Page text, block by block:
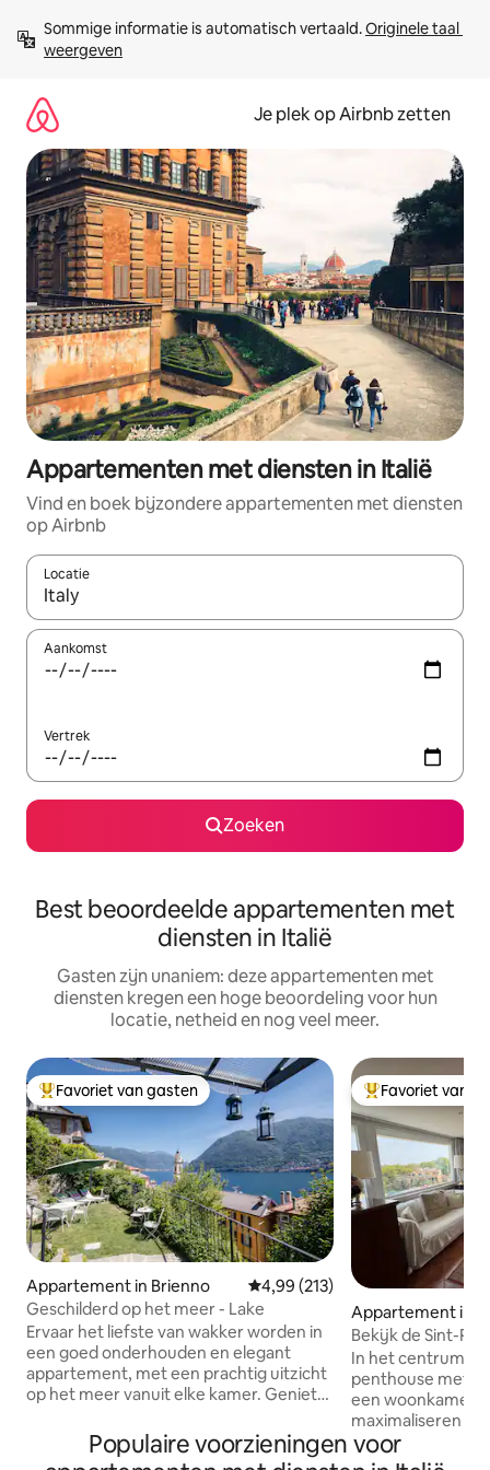
direct
naar
Sommige informatie is automatisch vertaald. Originele taal
weergeven
Je plek op Airbnb zetten
Appartementen met diensten in Italië
Vind en boek bijzondere appartementen met diensten
op Airbnb
Locatie
Wanneer er resultaten beschikbaar zijn, maak je een keuze
Aankomst
Vertrek
Zoeken
Best beoordeelde appartementen met
diensten in Italië
Gasten zijn unaniem: deze appartementen met
diensten kregen een hoge beoordeling voor hun
locatie, netheid en nog veel meer.
Topfavoriet van gasten
Favoriet van gasten
Appartement in Brienno Gemiddelde beoordeling van
4,99 (213)
Geschilderd op het meer - Lake
Ervaar het liefste van wakker worden in
een goed onderhouden en elegant
appartement, met een prachtig uitzicht
op het meer vanuit elke kamer. Geniet
comfort dat oud en modern combineert
in een glimlachende stijl. Accommodatie
Topfavoriet van
Favoriet van
Appartement in
Bekijk de Sint-
terras in het
In het centrum
penthouse met
een woonkamer
maximaliseren
centrum van
Peter te
Populaire voorzieningen voor